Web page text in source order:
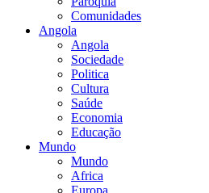
Comunidades
Angola
Angola
Sociedade
Politica
Cultura
Saúde
Economia
Educação
Mundo
Mundo
Africa
Europa